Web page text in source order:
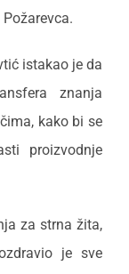
istakao je da
znanja
kako bi se
proizvodnje
za strna žita,
je sve